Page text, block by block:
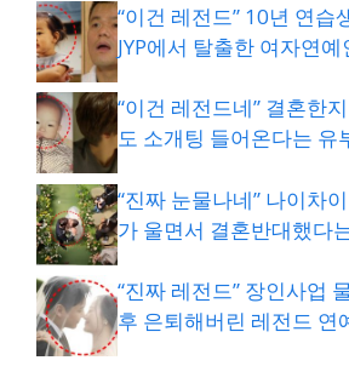
“이건 레전드” 10년 연습
JYP에서 탈출한 여자연예
“이건 레전드네” 결혼한
도 소개팅 들어온다는 유
“진짜 눈물나네” 나이차
가 울면서 결혼반대했다
“진짜 레전드” 장인사업
후 은퇴해버린 레전드 연